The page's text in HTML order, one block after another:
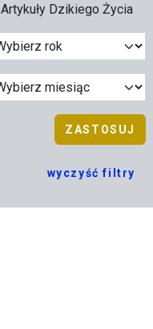
Artykuły Dzikiego Życia
ZASTOSUJ
wyczyść filtry